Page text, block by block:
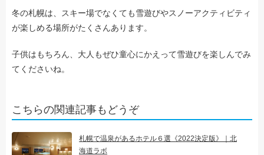
冬の札幌は、スキー場でなくても雪遊びやスノーアクティビティ
が楽しめる場所がたくさんあります。
子供はもちろん、大人もぜひ童心にかえって雪遊びを楽しんでみ
てくださいね。
こちらの関連記事もどうぞ
札幌で温泉があるホテル６選《2022決定版》｜北
海道ラボ